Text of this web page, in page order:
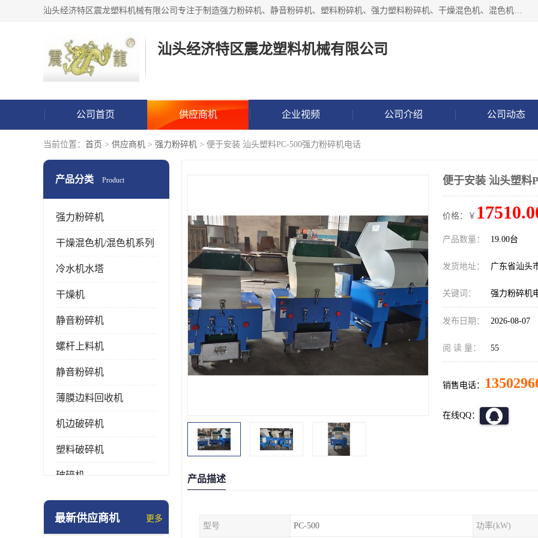
汕头经济特区震龙塑料机械有限公司专注于制造强力粉碎机、静音粉碎机、塑料粉碎机、强力塑料粉碎机、干燥混色机、混色机、冷水机、上料机等塑料辅助机械。
汕头经济特区震龙塑料机械有限公司
公司首页 供应商机 企业视频 公司介绍 公司动态
当前位置： 首页 > 供应商机 > 强力粉碎机 > 便于安装 汕头塑料PC-500强力粉碎机电话
产品分类 Product
强力粉碎机
干燥混色机/混色机系列
冷水机水塔
干燥机
静音粉碎机
螺杆上料机
静音粉碎机
薄膜边料回收机
机边破碎机
塑料破碎机
破碎机
强力粉碎机
最新供应商机 更多
便于安装 汕头塑料
价格：￥
产品数量： 19.00台
发货地址： 广东省汕头
关键词： 强力粉碎机
发布日期： 2026-08-07
阅 读 量： 55
销售电话：
在线QQ：
产品描述
型号 PC-500 功率(kW)